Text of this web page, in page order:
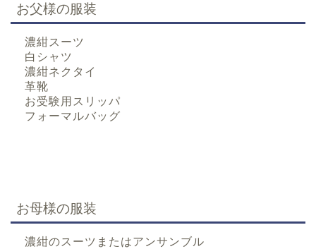
お父様の服装
濃紺スーツ
白シャツ
濃紺ネクタイ
革靴
お受験用スリッパ
フォーマルバッグ
お母様の服装
濃紺のスーツまたはアンサンブル